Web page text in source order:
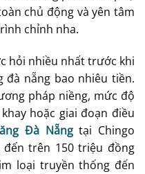
chủ động và yên tâm
chỉnh nha.
hỏi nhiều nhất trước khi
đà nẵng bao nhiêu tiền.
pháp niềng, mức độ
hoặc giai đoạn điều
Đà Nẵngtại Chingo
trên 150 triệu đồng
loại truyền thống đến